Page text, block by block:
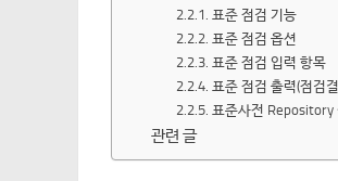
2.2.1. 표준 점검 기능
2.2.2. 표준 점검 옵션
2.2.3. 표준 점검 입력 항목
2.2.4. 표준 점검 출력(점검
2.2.5. 표준사전 Repository
관련 글